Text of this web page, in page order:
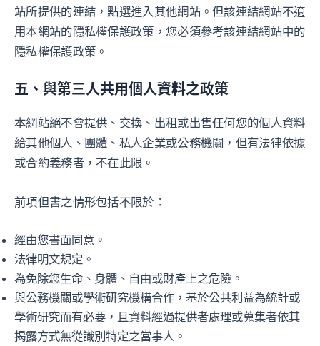
站所提供的連結，點選進入其他網站。但該連結網站不適
用本網站的隱私權保護政策，您必須參考該連結網站中的
隱私權保護政策。
五、與第三人共用個人資料之政策
本網站絕不會提供、交換、出租或出售任何您的個人資料
給其他個人、團體、私人企業或公務機關，但有法律依據
或合約義務者，不在此限。
前項但書之情形包括不限於：
經由您書面同意。
法律明文規定。
為免除您生命、身體、自由或財產上之危險。
與公務機關或學術研究機構合作，基於公共利益為統計或
學術研究而有必要，且資料經過提供者處理或蒐集者依其
揭露方式無從識別特定之當事人。